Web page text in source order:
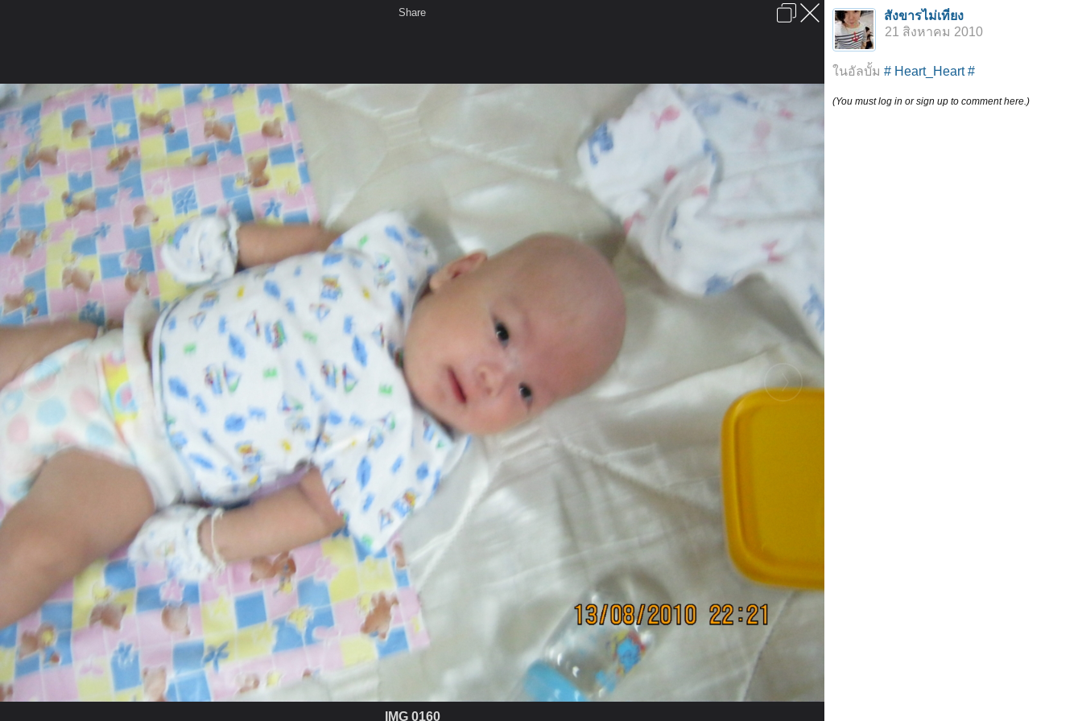
เข้าสู่ระบบหรือลงทะเบียน
หน้าแรก รูปภาพ General สังขารไม่เที่ยง # Heart_Heart #
IMG 0160
หน้าแรก เว็บบอร์ด มีอะไรใหม่ วิดีโอ รูปภาพ
หมวดหมู่ มีอะไรใหม่ คอลเล็คชั่น สถานที่
เสียงธรรม สมาชิก ห้องสนทนา
ลงโฆษณา ติดต่อเรา ช่วยเหลือ หน้าหลัก
Share
IMG 0160
สังขารไม่เที่ยง
21 สิงหาคม 2010
ในอัลบั้ม # Heart_Heart #
(You must log in or sign up to comment here.)